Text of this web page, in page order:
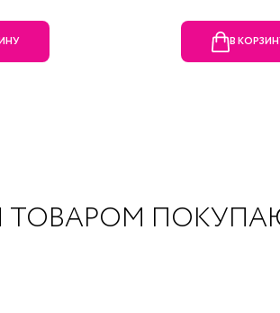
В
ТОВАРОМ